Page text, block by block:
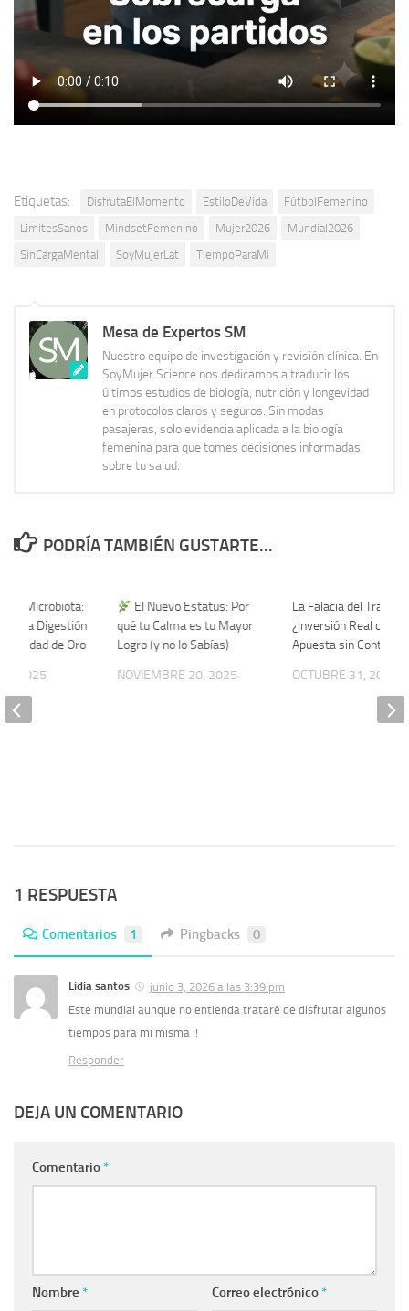
Etiquetas: DisfrutaElMomento EstiloDeVida
FútbolFemenino
LimitesSanos
MindsetFemenino Mujer2026
Mundial2026
SinCargaMental
SoyMujerLat TiempoParaMi
Mesa de Expertos SM
Nuestro equipo de investigación y revisión clínica. En
SoyMujer Science nos dedicamos a traducir los
últimos estudios de biología, nutrición y longevidad
en protocolos claros y seguros. Sin modas
pasajeras, solo evidencia aplicada a la biología
femenina para que tomes decisiones informadas
sobre tu salud.
PODRÍA TAMBIÉN GUSTARTE...
El Nuevo Estatus: Por
qué tu Calma es tu Mayor
Logro (y no lo Sabías)
NOVIEMBRE 20, 2025
La Falacia del Trading:
¿Inversión Real o una
Apuesta sin
OCTUBRE 31, 2025
y Microbiota:
una Digestión
la Edad de Oro
2025
1 RESPUESTA
Comentarios 1 Pingbacks 0
Lidia santos
junio 3, 2026 a las 3:39 pm
Este mundial aunque no entienda trataré de disfrutar algunos
tiempos para mi misma !!
Responder
DEJA UN COMENTARIO
Comentario *
Nombre * Correo electrónico *